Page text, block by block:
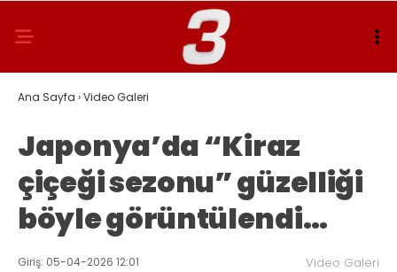
Ana Sayfa ›Video Galeri
Japonya’da “Kiraz
çiçeği sezonu” güzelliği
böyle görüntülendi…
Giriş: 05-04-2026 12:01 Video Galeri